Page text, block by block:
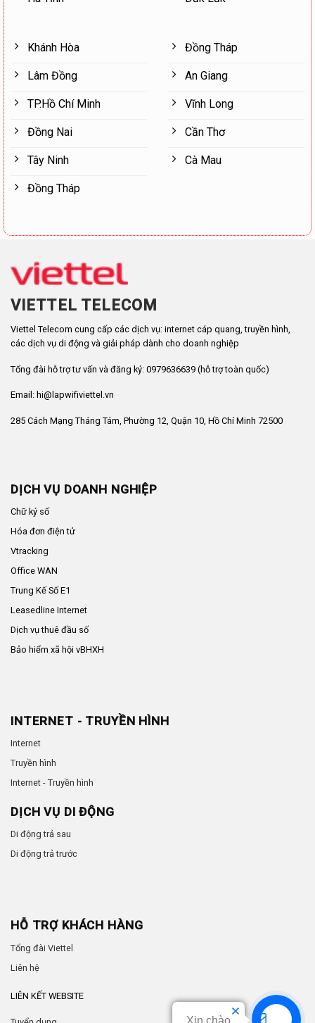
Khánh Hòa
Lâm Đồng
TP.Hồ Chí Minh
Đồng Nai
Tây Ninh
Đồng Tháp
Đồng Tháp
An Giang
Vĩnh Long
Cần Thơ
Cà Mau
VIETTEL TELECOM
Viettel Telecom cung cấp các dịch vụ: internet cáp quang, truyền hình,
các dịch vụ di động và giải pháp dành cho doanh nghiệp
Tổng đài hỗ trợ tư vấn và đăng ký: 0979636639 (hỗ trợ toàn quốc)
Email: hi@lapwifiviettel.vn
285 Cách Mạng Tháng Tám, Phường 12, Quận 10, Hồ Chí Minh 72500
DỊCH VỤ DOANH NGHIỆP
Chữ ký số
Hóa đơn điện tử
Vtracking
Office WAN
Trung Kế Số E1
Leasedline Internet
Dịch vụ thuê đầu số
Bảo hiểm xã hội vBHXH
INTERNET - TRUYỀN HÌNH
Internet
Truyền hình
Internet - Truyền hình
DỊCH VỤ DI ĐỘNG
Di động trả sau
Di động trả trước
HỖ TRỢ KHÁCH HÀNG
Tổng đài Viettel
Liên hệ
LIÊN KẾT WEBSITE
Xin chào